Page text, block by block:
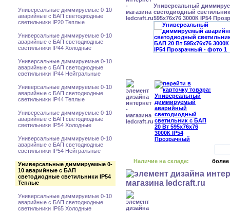
Универсальные диммируемые 0-10
аварийные с БАП светодиодные
светильники IP20 Теплые
Универсальные диммируемые 0-10
аварийные с БАП светодиодные
светильники IP44 Холодные
Универсальные диммируемые 0-10
аварийные с БАП светодиодные
светильники IP44 Нейтральные
Универсальные диммируемые 0-10
аварийные с БАП светодиодные
светильники IP44 Теплые
Универсальные диммируемые 0-10
аварийные с БАП светодиодные
светильники IP54 Холодные
Универсальные диммируемые 0-10
аварийные с БАП светодиодные
светильники IP54 Нейтральные
Универсальные диммируемые 0-
10 аварийные с БАП
светодиодные светильники IP54
Теплые
Универсальные диммируемые 0-10
аварийные с БАП светодиодные
светильники IP65 Холодные
Универсальный
светодиодный
595x76x76 3000К IP54
Наличие на складе: более